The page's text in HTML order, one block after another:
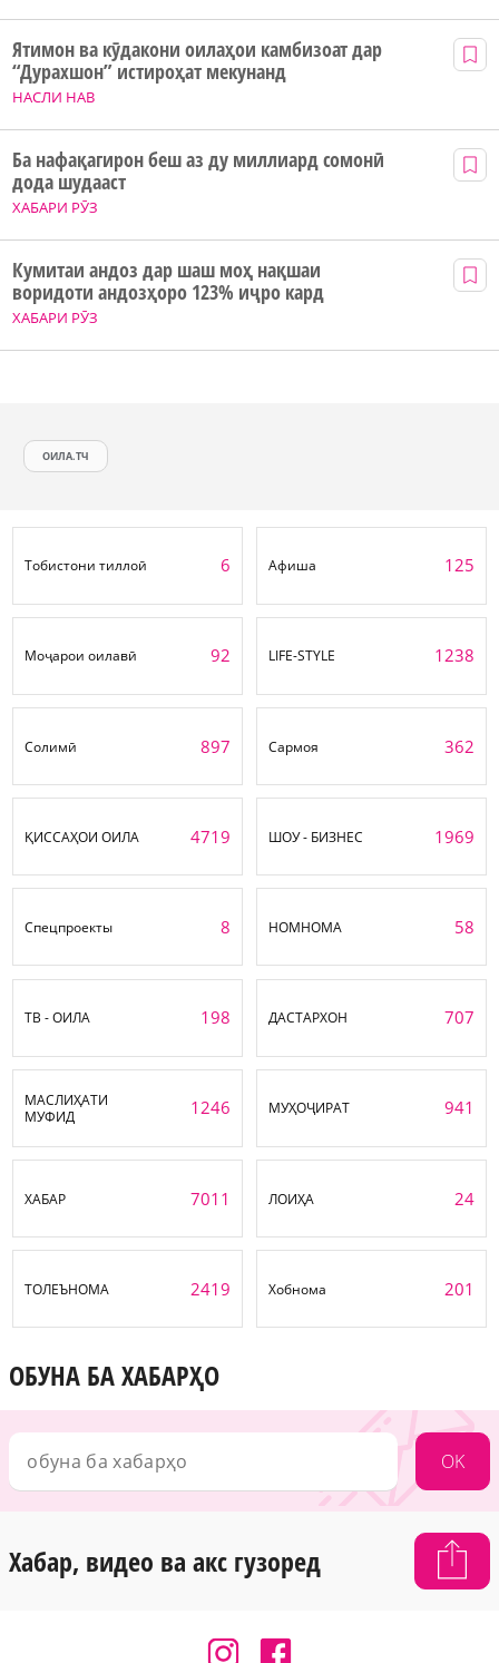
НАСЛИ НАВ
Ятимон ва кӯдакони оилаҳои камбизоат дар
“Дурахшон” истироҳат мекунанд
ХАБАРИ РӮЗ
Ба нафақагирон беш аз ду миллиард сомонӣ
дода шудааст
ХАБАРИ РӮЗ
Кумитаи андоз дар шаш моҳ нақшаи
воридоти андозҳоро 123% иҷро кард
ОИЛА.ТЧ
Тобистони тиллоӣ 6 Афиша 125
Моҷарои оилавӣ 92 LIFE-STYLE 1238
Солимӣ 897 Сармоя 362
ҚИССАҲОИ ОИЛА 4719 ШОУ - БИЗНЕС 1969
Спецпроекты 8 НОМНОМА 58
ТВ - ОИЛА 198 ДАСТАРХОН 707
МАСЛИҲАТИ
МУФИД
1246 МУҲОҶИРАТ 941
ХАБАР 7011 ЛОИҲА 24
ТОЛЕЪНОМА 2419 Хобнома 201
ОБУНА БА ХАБАРҲО
OK
Хабар, видео ва акс гузоред